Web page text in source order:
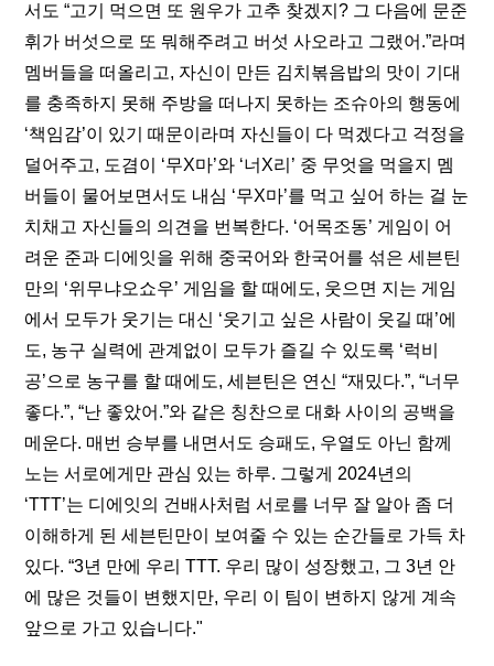
서도 “고기 먹으면 또 원우가 고추 찾겠지? 그 다음에 문준
휘가 버섯으로 또 뭐해주려고 버섯 사오라고 그랬어.”라며
멤버들을 떠올리고, 자신이 만든 김치볶음밥의 맛이 기대
를 충족하지 못해 주방을 떠나지 못하는 조슈아의 행동에
‘책임감’이 있기 때문이라며 자신들이 다 먹겠다고 걱정을
덜어주고, 도겸이 ‘무X마’와 ‘너X리’ 중 무엇을 먹을지 멤
버들이 물어보면서도 내심 ‘무X마’를 먹고 싶어 하는 걸 눈
치채고 자신들의 의견을 번복한다. ‘어목조동’ 게임이 어
려운 준과 디에잇을 위해 중국어와 한국어를 섞은 세븐틴
만의 ‘위무냐오쇼우’ 게임을 할 때에도, 웃으면 지는 게임
에서 모두가 웃기는 대신 ‘웃기고 싶은 사람이 웃길 때’에
도, 농구 실력에 관계없이 모두가 즐길 수 있도록 ‘럭비
공’으로 농구를 할 때에도, 세븐틴은 연신 “재밌다.”, “너무
좋다.”, “난 좋았어.”와 같은 칭찬으로 대화 사이의 공백을
메운다. 매번 승부를 내면서도 승패도, 우열도 아닌 함께
노는 서로에게만 관심 있는 하루. 그렇게 2024년의
‘TTT’는 디에잇의 건배사처럼 서로를 너무 잘 알아 좀 더
이해하게 된 세븐틴만이 보여줄 수 있는 순간들로 가득 차
있다. “3년 만에 우리 TTT. 우리 많이 성장했고, 그 3년 안
에 많은 것들이 변했지만, 우리 이 팀이 변하지 않게 계속
앞으로 가고 있습니다."